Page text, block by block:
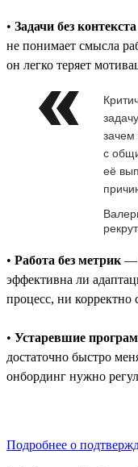
• Задачи без контекста
не понимает смысла
он легко теряет
зачем
с
её
• Работа без метрик —
эффективна ли
процесс, ни корректно
• Устаревшие
достаточно быстро
онбординг нужно
Подробнее о